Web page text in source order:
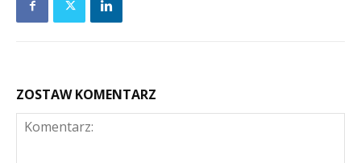
ZOSTAW KOMENTARZ